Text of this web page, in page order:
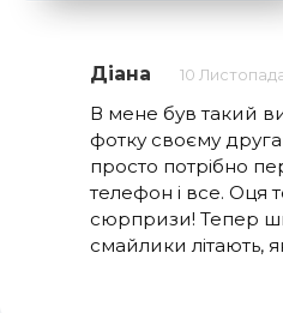
Діана 10
В мене був такий
фотку своєму
просто потрібно
телефон і все. Оця
сюрпризи! Тепер
смайлики літають,